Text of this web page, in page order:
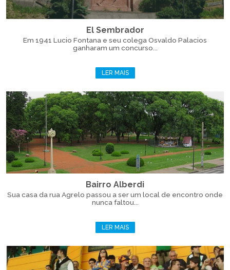
El Sembrador
Em 1941 Lucio Fontana e seu colega Osvaldo Palacios
ganharam um concurso...
LER MAIS
Bairro Alberdi
Sua casa da rua Agrelo passou a ser um local de encontro onde
nunca faltou...
LER MAIS